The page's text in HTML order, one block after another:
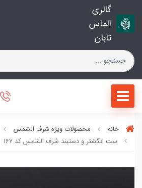
گالری
الماس
تابان
خانه محصولات ویژه شرف الشمس
ست انگشتر و دستبند شرف الشمس کد 167